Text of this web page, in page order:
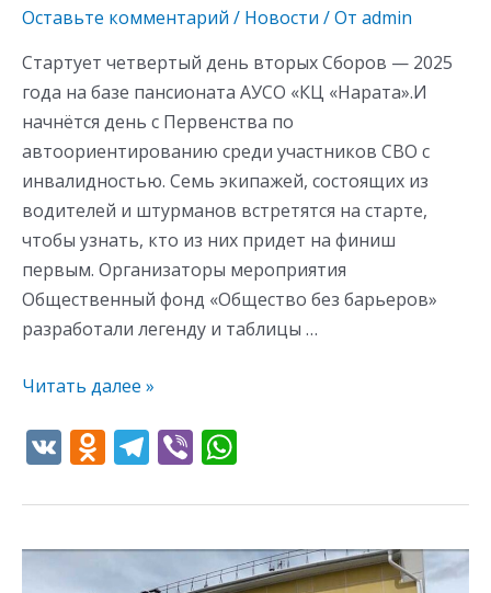
Оставьте комментарий / Новости / От admin
Стартует четвертый день вторых Сборов — 2025
года на базе пансионата АУСО «КЦ «Нарата».И
начнётся день с Первенства по
автоориентированию среди участников СВО с
инвалидностью. Семь экипажей, состоящих из
водителей и штурманов встретятся на старте,
чтобы узнать, кто из них придет на финиш
первым. Организаторы мероприятия
Общественный фонд «Общество без барьеров»
разработали легенду и таблицы …
Читать далее »
V O
n
o
T
e
gr
Vi
er at
s